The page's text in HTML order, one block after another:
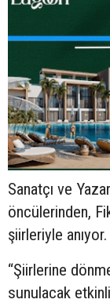
Sanatçı ve
öncülerinden,
şiirleriyle anıyor.
“Şiirlerine
sunulacak